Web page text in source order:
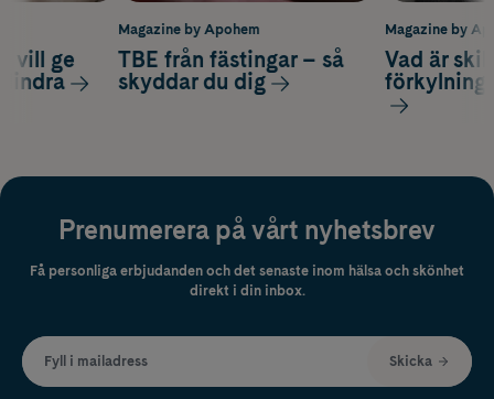
Magazine by
Vad är
förkylning
vill ge
lindra
Magazine by Apohem
TBE från fästingar – så
skyddar du dig
Prenumerera på vårt nyhetsbrev
Få personliga erbjudanden och det senaste inom hälsa och skönhet
direkt i din inbox.
Fyll i mailadress Skicka